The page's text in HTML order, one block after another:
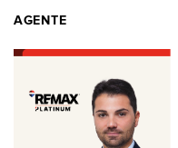
AGENTE